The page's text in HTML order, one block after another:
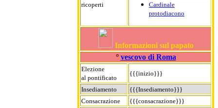
ricoperti
Cardinale
protodiacono
Informazioni sul papato
° vescovo di Roma
Elezione
al pontificato
{{{inizio}}}
Insediamento
{{{Insediamento}}}
Consacrazione
{{{consacrazione}}}